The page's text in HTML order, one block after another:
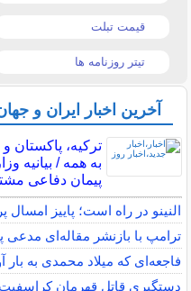
قیمت تبلت
تیتر روزنامه ها
آخرین اخبار ایران و
ترکیه، پاکستان
به همه / بیانیه
پیمان دفاعی
النینو در راه است؛ پاییز
ترامپ با بازنشر مقاله‌ای مدعی
فاجعه‌ای که میلاد محمدی به بار